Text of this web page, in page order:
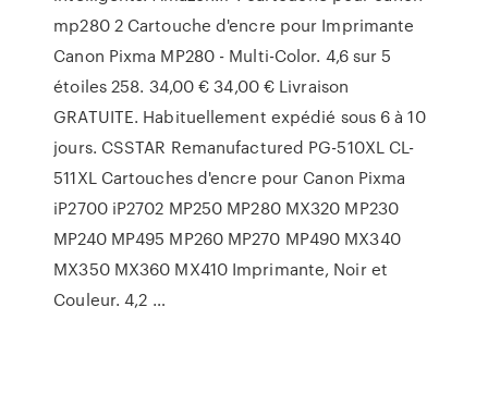
mp280 2 Cartouche d'encre pour Imprimante
Canon Pixma MP280 - Multi-Color. 4,6 sur 5
étoiles 258. 34,00 € 34,00 € Livraison
GRATUITE. Habituellement expédié sous 6 à 10
jours. CSSTAR Remanufactured PG-510XL CL-
511XL Cartouches d'encre pour Canon Pixma
iP2700 iP2702 MP250 MP280 MX320 MP230
MP240 MP495 MP260 MP270 MP490 MX340
MX350 MX360 MX410 Imprimante, Noir et
Couleur. 4,2 …